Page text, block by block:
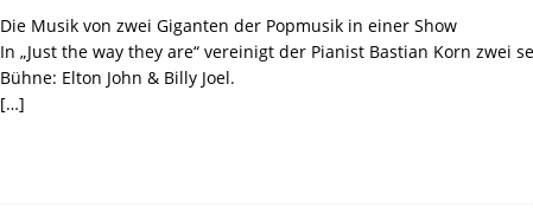
Die Musik von zwei Giganten der Popmusik in einer Show
In „Just the way they are“ vereinigt der Pianist Bastian Korn zwei
Bühne: Elton John & Billy Joel.
[…]